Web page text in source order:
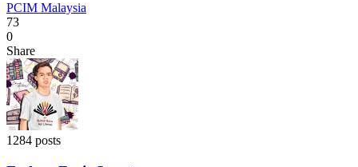
PCIM Malaysia
73
0
Share
1284 posts